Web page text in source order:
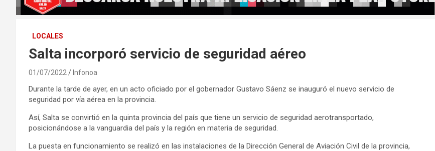
LOCALES
Salta incorporó servicio de seguridad aéreo
01/07/2022 Infonoa
Durante la tarde de ayer, en un acto oficiado por el gobernador Gustavo Sáenz se inauguró el nuevo servicio de
seguridad por vía aérea en la provincia.
Así, Salta se convirtió en la quinta provincia del país que tiene un servicio de seguridad aerotransportado,
posicionándose a la vanguardia del país y la región en materia de seguridad.
La puesta en funcionamiento se realizó en las instalaciones de la Dirección General de Aviación Civil de la provincia,